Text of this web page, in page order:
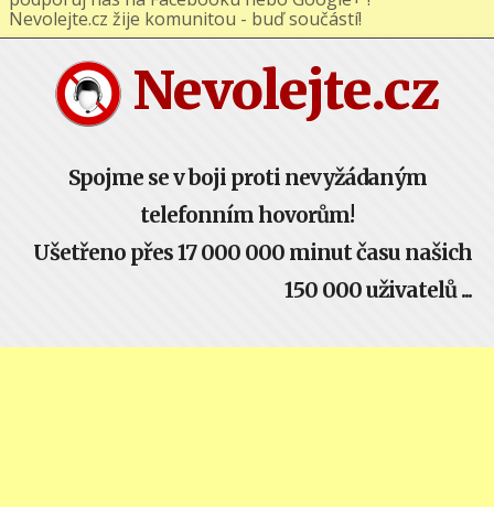
Nevolejte.cz
Spojme se v boji proti nevyžádaným
telefonním hovorům!
Ušetřeno přes 17 000 000 minut času našich
150 000 uživatelů ...
podporuj nás na Facebooku nebo Google+ !
Nevolejte.cz žije komunitou - buď součástí!